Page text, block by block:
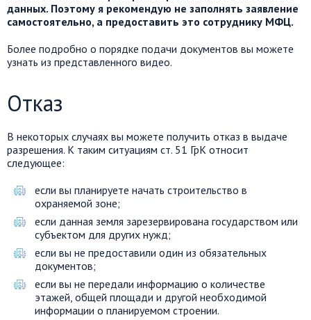
данных. Поэтому я рекомендую не заполнять заявление
самостоятельно, а предоставить это сотруднику МФЦ.
Более подробно о порядке подачи документов вы можете
узнать из представленного видео.
Отказ
В некоторых случаях вы можете получить отказ в выдаче
разрешения. К таким ситуациям ст. 51 ГрК относит
следующее:
если вы планируете начать строительство в
охраняемой зоне;
если данная земля зарезервирована государством или
субъектом для других нужд;
если вы не предоставили один из обязательных
документов;
если вы не передали информацию о количестве
этажей, общей площади и другой необходимой
информации о планируемом строении.